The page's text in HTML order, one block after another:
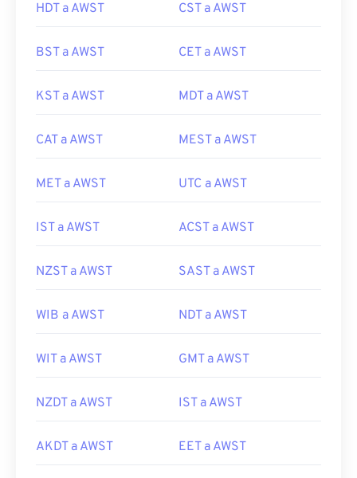
HDT a AWST CST a AWST
BST a AWST CET a AWST
KST a AWST MDT a AWST
CAT a AWST MEST a AWST
MET a AWST UTC a AWST
IST a AWST ACST a AWST
NZST a AWST SAST a AWST
WIB a AWST NDT a AWST
WIT a AWST GMT a AWST
NZDT a AWST IST a AWST
AKDT a AWST EET a AWST